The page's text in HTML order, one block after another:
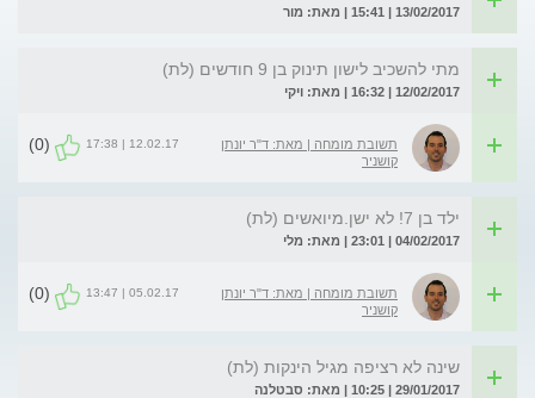
13/02/2017 | 15:41 | מאת: מור
מתי להשכיב לישון תינוק בן 9 חודשים (לת)
12/02/2017 | 16:32 | מאת: ויקי
תשובת מומחה | מאת: ד"ר יונתן
קושניר
12.02.17 | 17:38
(0)
ילד בן 7! לא ישן.מיואשים (לת)
04/02/2017 | 23:01 | מאת: מלי
תשובת מומחה | מאת: ד"ר יונתן
קושניר
05.02.17 | 13:47
(0)
שינה לא רציפה מגיל הינקות (לת)
29/01/2017 | 10:25 | מאת: סבטלנה